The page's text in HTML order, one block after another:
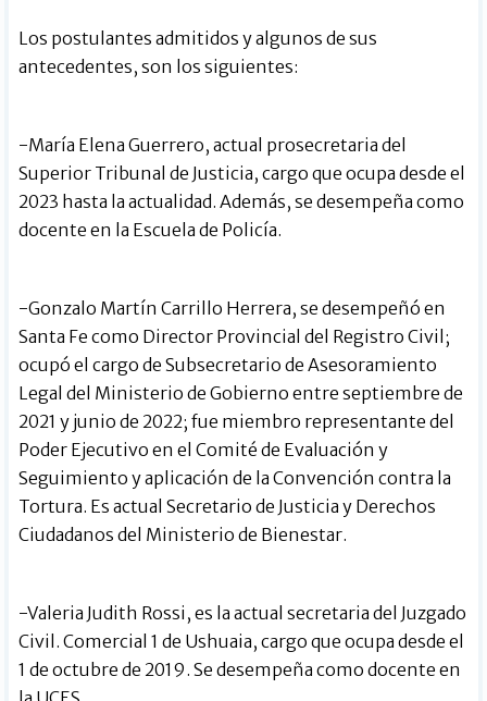
Los postulantes admitidos y algunos de sus
antecedentes, son los siguientes:
-María Elena Guerrero, actual prosecretaria del
Superior Tribunal de Justicia, cargo que ocupa desde el
2023 hasta la actualidad. Además, se desempeña como
docente en la Escuela de Policía.
-Gonzalo Martín Carrillo Herrera, se desempeñó en
Santa Fe como Director Provincial del Registro Civil;
ocupó el cargo de Subsecretario de Asesoramiento
Legal del Ministerio de Gobierno entre septiembre de
2021 y junio de 2022; fue miembro representante del
Poder Ejecutivo en el Comité de Evaluación y
Seguimiento y aplicación de la Convención contra la
Tortura. Es actual Secretario de Justicia y Derechos
Ciudadanos del Ministerio de Bienestar.
-Valeria Judith Rossi, es la actual secretaria del Juzgado
Civil. Comercial 1 de Ushuaia, cargo que ocupa desde el
1 de octubre de 2019. Se desempeña como docente en